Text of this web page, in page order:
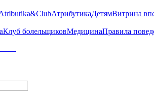
АтрибутикаДетямВитрина
Клуб болельщиковМедицинаПравила